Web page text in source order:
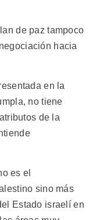
de paz tampoco
hacia
en la
no tiene
de la
es el
sino más
Estado israelí en